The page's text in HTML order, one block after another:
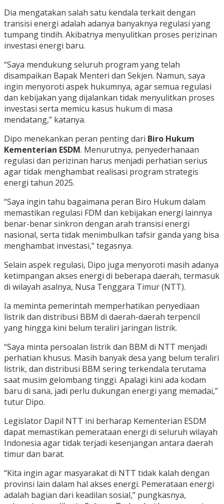
Dia mengatakan salah satu kendala terkait dengan
transisi energi adalah adanya banyaknya regulasi yang
tumpang tindih. Akibatnya menyulitkan proses perizinan
investasi energi baru.
“Saya mendukung seluruh program yang telah
disampaikan Bapak Menteri dan Sekjen. Namun, saya
ingin menyoroti aspek hukumnya, agar semua regulasi
dan kebijakan yang dijalankan tidak menyulitkan proses
investasi serta memicu kasus hukum di masa
mendatang,” katanya.
Dipo menekankan peran penting dari Biro Hukum
Kementerian ESDM. Menurutnya, penyederhanaan
regulasi dan perizinan harus menjadi perhatian serius
agar tidak menghambat realisasi program strategis
energi tahun 2025.
“Saya ingin tahu bagaimana peran Biro Hukum dalam
memastikan regulasi FDM dan kebijakan energi lainnya
benar-benar sinkron dengan arah transisi energi
nasional, serta tidak menimbulkan tafsir ganda yang bisa
menghambat investasi,” tegasnya.
Selain aspek regulasi, Dipo juga menyoroti masih adanya
ketimpangan akses energi di beberapa daerah, termasuk
di wilayah asalnya, Nusa Tenggara Timur (NTT).
Ia meminta pemerintah memperhatikan penyediaan
listrik dan distribusi BBM di daerah-daerah terpencil
yang hingga kini belum teraliri jaringan listrik.
“Saya minta persoalan listrik dan BBM di NTT menjadi
perhatian khusus. Masih banyak desa yang belum teraliri
listrik, dan distribusi BBM sering terkendala terutama
saat musim gelombang tinggi. Apalagi kini ada kodam
baru di sana, jadi perlu dukungan energi yang memadai,”
tutur Dipo.
Legislator Dapil NTT ini berharap Kementerian ESDM
dapat memastikan pemerataan energi di seluruh wilayah
Indonesia agar tidak terjadi kesenjangan antara daerah
timur dan barat.
“Kita ingin agar masyarakat di NTT tidak kalah dengan
provinsi lain dalam hal akses energi. Pemerataan energi
adalah bagian dari keadilan sosial,” pungkasnya,